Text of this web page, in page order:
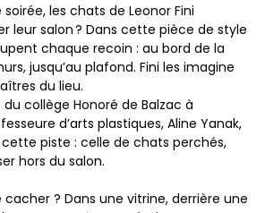
soirée, les chats de Leonor Fini
leur salon ? Dans cette pièce de style
chaque recoin : au bord de la
jusqu’au plafond. Fini les imagine
du lieu.
collège Honoré de Balzac à
d’arts plastiques, Aline Yanak,
piste : celle de chats perchés,
hors du salon.
? Dans une vitrine, derrière une